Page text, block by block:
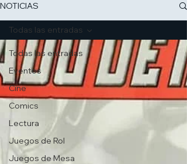
NOTICIAS
Todas las entradas
Eventos
Cine
Comics
Lectura
Juegos de Rol
Juegos de Mesa
Todas las entradas